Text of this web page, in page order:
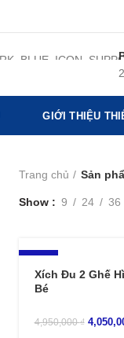
GIỚI THIỆU
Trang chủ Sản
Show 9 24 36
Xích Đu 2 Ghế
Bé
4,950,000₫